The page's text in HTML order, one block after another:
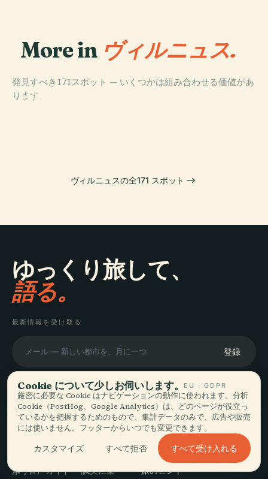
More in ヴィルニュス.
発見すべき171スポット — いくつかは組み合わせる価値があ
ります。
PLACE
ヴィリニュス大
PLACE
ヴィルニュスの全171 スポット
ゆっくり旅して、
語る。
最新情報を受け取る
登録
Audiala
添う音声ガイド — 誠実に集
探索
目的地
ガイド
旅のヒント
Cookie について少しお伺いします。 EU · GDPR
厳密に必要な Cookie はナビゲーションの動作に使われます。分析
Cookie（PostHog、Google Analytics）は、どのページが役立っ
ているかを把握するためのもので、集計データのみで、広告や販売
には使いません。フッターからいつでも変更できます。
カスタマイズ すべて拒否 すべて受け入れる